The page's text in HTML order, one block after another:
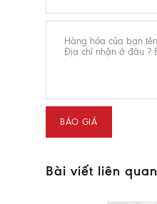
Bài viết liên quan